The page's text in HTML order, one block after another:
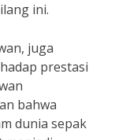
ini.
juga
prestasi
bahwa
dunia sepak